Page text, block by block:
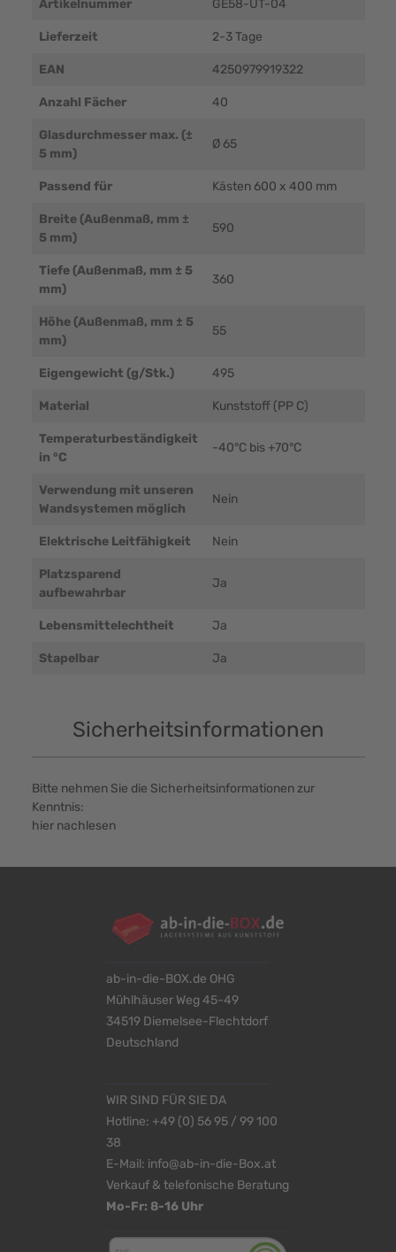
Artikelnummer GE58-UT-04
Lieferzeit 2-3 Tage
EAN 4250979919322
Anzahl Fächer 40
Glasdurchmesser max. (±
5 mm)
Ø 65
Passend für Kästen 600 x 400 mm
Breite (Außenmaß, mm ±
5 mm)
590
Tiefe (Außenmaß, mm ± 5
mm)
360
Höhe (Außenmaß, mm ± 5
mm)
55
Eigengewicht (g/Stk.) 495
Material Kunststoff (PP C)
Temperaturbeständigkeit
in °C
-40°C bis +70°C
Verwendung mit unseren
Wandsystemen möglich
Nein
Elektrische Leitfähigkeit Nein
Platzsparend
aufbewahrbar
Ja
Lebensmittelechtheit Ja
Stapelbar Ja
Sicherheitsinformationen
Bitte nehmen Sie die Sicherheitsinformationen zur
Kenntnis:
hier nachlesen
ab-in-die-BOX.de OHG
Mühlhäuser Weg 45-49
34519 Diemelsee-Flechtdorf
Deutschland
WIR SIND FÜR SIE DA
Hotline: +49 (0) 56 95 / 99 100
38
E-Mail: info@ab-in-die-Box.at
Verkauf & telefonische Beratung
Mo-Fr: 8-16 Uhr